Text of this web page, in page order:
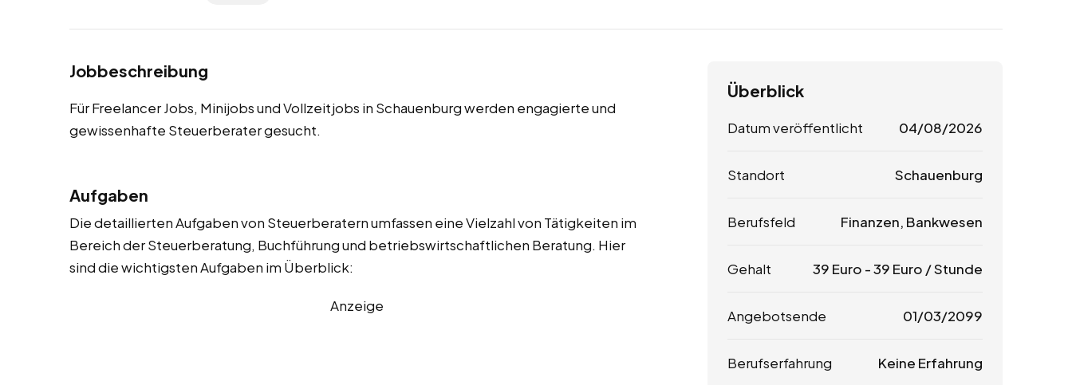
Jobbeschreibung
Für Freelancer Jobs, Minijobs und Vollzeitjobs in Schauenburg werden engagierte und
gewissenhafte Steuerberater gesucht.
Aufgaben
Die detaillierten Aufgaben von Steuerberatern umfassen eine Vielzahl von Tätigkeiten im
Bereich der Steuerberatung, Buchführung und betriebswirtschaftlichen Beratung. Hier
sind die wichtigsten Aufgaben im Überblick:
Anzeige
Überblick
Datum veröffentlicht 04/08/2026
Standort Schauenburg
Berufsfeld Finanzen, Bankwesen
Gehalt 39 Euro -39 Euro / Stunde
Angebotsende 01/03/2099
Berufserfahrung Keine Erfahrung